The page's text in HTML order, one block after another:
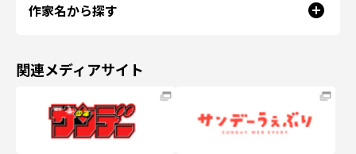
作家名から探す
関連メディアサイト